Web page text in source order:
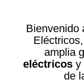
Bienvenido
amplia
eléctricosy
de